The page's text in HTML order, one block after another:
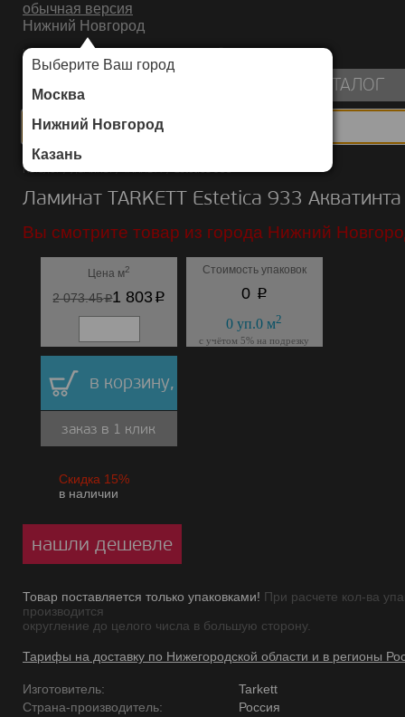
обычная версия
Нижний Новгород
Выберите Ваш город
Москва
Нижний Новгород
Казань
ИНТЕРНЕТ-МАГАЗИН НАПОЛЬНЫХ ПОКРЫТИЙ
КАТАЛОГ
Каталог/Ламинат/TARKETT/Estetica 933
Ламинат TARKETT Estetica 933 Акватинта
Вы смотрите товар из города Нижний
Цена м2
2 073.45p1 803 p
Стоимость упаковок
0 p
0 уп.0 м2
с учётом 5% на подрезку
в корзину,
заказ в 1 клик
Скидка 15%
в наличии
нашли дешевле
Товар поставляется только упаковками! При расчете кол-ва
производится
округление до целого числа в большую сторону.
Тарифы на доставку по Нижегородской области и в регионы
Изготовитель:
Tarkett
Страна-производитель:
Россия